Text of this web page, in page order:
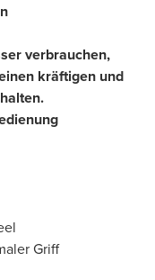
verbrauchen,
kräftigen und
Griff